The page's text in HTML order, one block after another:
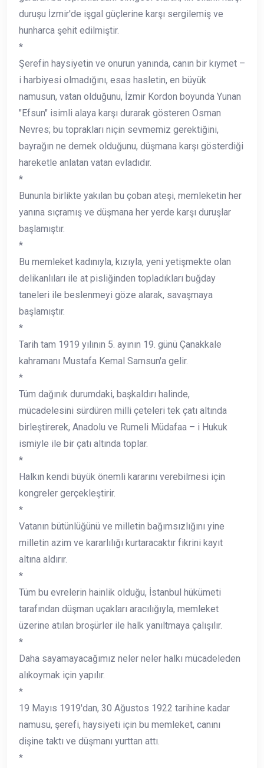
duruşu İzmir'de işgal güçlerine karşı sergilemiş ve
hunharca şehit edilmiştir.
*
Şerefin haysiyetin ve onurun yanında, canın bir kıymet –
i harbiyesi olmadığını, esas hasletin, en büyük
namusun, vatan olduğunu, İzmir Kordon boyunda Yunan
"Efsun" isimli alaya karşı durarak gösteren Osman
Nevres; bu toprakları niçin sevmemiz gerektiğini,
bayrağın ne demek olduğunu, düşmana karşı gösterdiği
hareketle anlatan vatan evladıdır.
*
Bununla birlikte yakılan bu çoban ateşi, memleketin her
yanına sıçramış ve düşmana her yerde karşı duruşlar
başlamıştır.
*
Bu memleket kadınıyla, kızıyla, yeni yetişmekte olan
delikanlıları ile at pisliğinden topladıkları buğday
taneleri ile beslenmeyi göze alarak, savaşmaya
başlamıştır.
*
Tarih tam 1919 yılının 5. ayının 19. günü Çanakkale
kahramanı Mustafa Kemal Samsun'a gelir.
*
Tüm dağınık durumdaki, başkaldırı halinde,
mücadelesini sürdüren milli çeteleri tek çatı altında
birleştirerek, Anadolu ve Rumeli Müdafaa – i Hukuk
ismiyle ile bir çatı altında toplar.
*
Halkın kendi büyük önemli kararını verebilmesi için
kongreler gerçekleştirir.
*
Vatanın bütünlüğünü ve milletin bağımsızlığını yine
milletin azim ve kararlılığı kurtaracaktır fikrini kayıt
altına aldırır.
*
Tüm bu evrelerin hainlik olduğu, İstanbul hükümeti
tarafından düşman uçakları aracılığıyla, memleket
üzerine atılan broşürler ile halk yanıltmaya çalışılır.
*
Daha sayamayacağımız neler neler halkı mücadeleden
alıkoymak için yapılır.
*
19 Mayıs 1919'dan, 30 Ağustos 1922 tarihine kadar
namusu, şerefi, haysiyeti için bu memleket, canını
dişine taktı ve düşmanı yurttan attı.
*